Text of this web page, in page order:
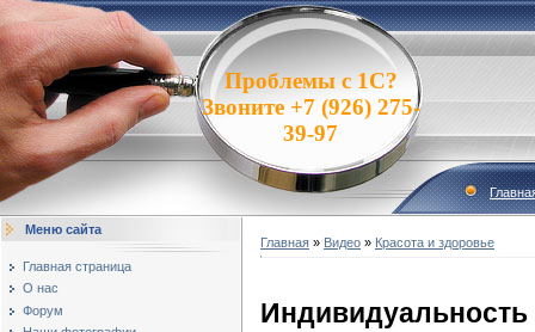
Проблемы с 1С?
Звоните +7 (926) 275-
39-97
Меню сайта
Главная страница
О нас
Форум
Главная » Видео » Красота и здоровье
Индивидуальность